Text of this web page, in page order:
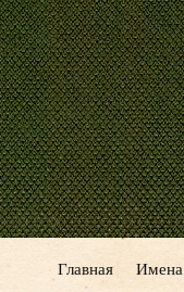
Главная Имена